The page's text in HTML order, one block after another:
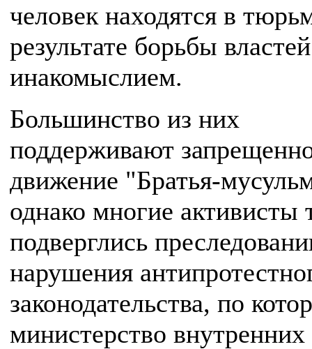
человек находятся в
результате борьбы
инакомыслием.
Большинство из них
поддерживают
движение "Братья-
однако многие активисты
подверглись
нарушения
законодательства, по
министерство внутренних